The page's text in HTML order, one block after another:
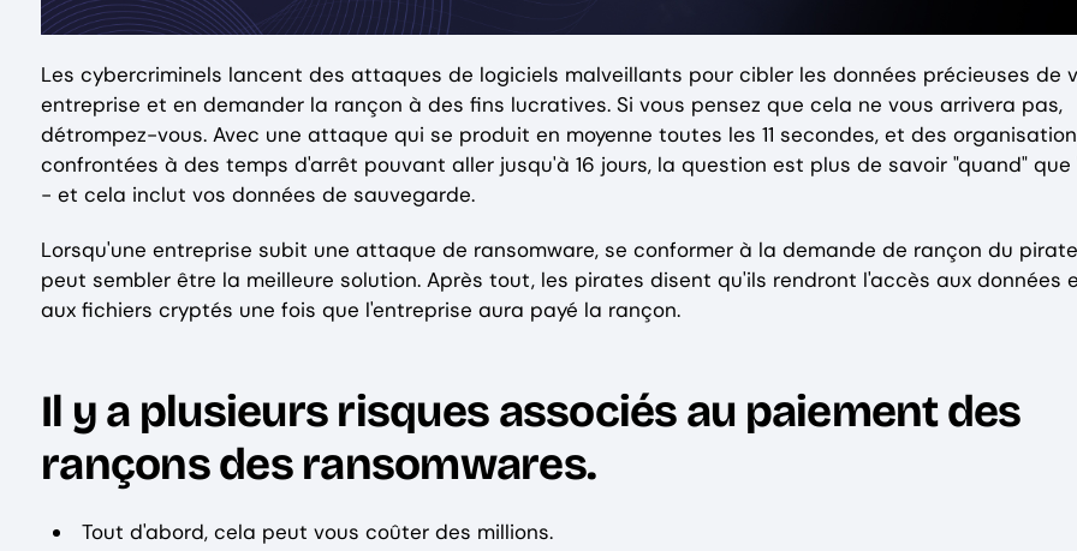
Les cybercriminels lancent des attaques de logiciels malveillants pour cibler les données précieuses de
entreprise et en demander la rançon à des fins lucratives. Si vous pensez que cela ne vous arrivera pas,
détrompez-vous. Avec une attaque qui se produit en moyenne toutes les 11 secondes, et des
confrontées à des temps d'arrêt pouvant aller jusqu'à 16 jours, la question est plus de savoir "quand" que
- et cela inclut vos données de sauvegarde.
Lorsqu'une entreprise subit une attaque de ransomware, se conformer à la demande de rançon du pirate
peut sembler être la meilleure solution. Après tout, les pirates disent qu'ils rendront l'accès aux données
aux fichiers cryptés une fois que l'entreprise aura payé la rançon.
Il y a plusieurs risques associés au paiement des
rançons des ransomwares.
Tout d'abord, cela peut vous coûter des millions.